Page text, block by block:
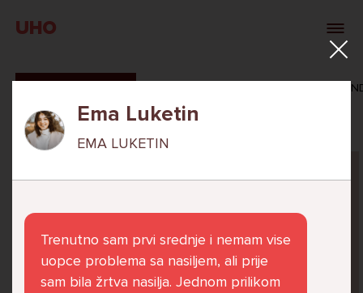
UHO
VERONIKA
Ema Luketin
EMA LUKETIN
Trenutno sam prvi srednje i nemam vise
uopce problema sa nasiljem, ali prije
sam bila žrtva nasilja. Jednom prilikom